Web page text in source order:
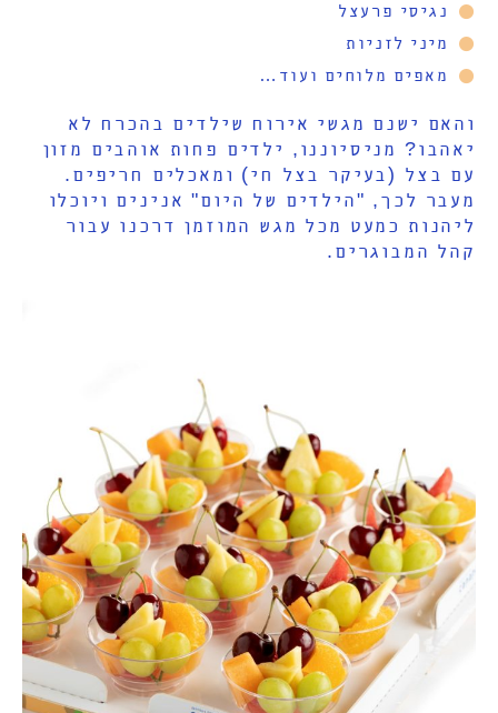
נגיסי פרעצל
מיני לזניות
מאפים מלוחים ועוד…
והאם ישנם מגשי אירוח שילדים בהכרח לא
יאהבו? מניסיוננו, ילדים פחות אוהבים מזון
עם בצל (בעיקר בצל חי) ומאכלים חריפים.
מעבר לכך, "הילדים של היום" אנינים ויוכלו
ליהנות כמעט מכל מגש המוזמן דרכנו עבור
קהל המבוגרים.